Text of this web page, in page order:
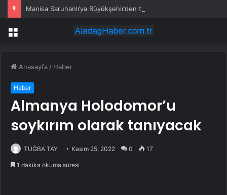
Manisa Saruhanlı’ya Büyükşehir’den tarımsal destek
Menü
Anasayfa / Haber
Haber
Almanya Holodomor’u
soykırım olarak tanıyacak
TUĞBA TAY Kasım 25, 2022 0 17
1 dakika okuma süresi